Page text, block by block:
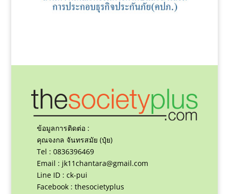
ข้อมูลการติดต่อ :
คุณจงกล จันทรสมัย (ปุ๋ย)
Tel : 0836396469
Email : jk11chantara@gmail.com
Line ID : ck-pui
Facebook : thesocietyplus